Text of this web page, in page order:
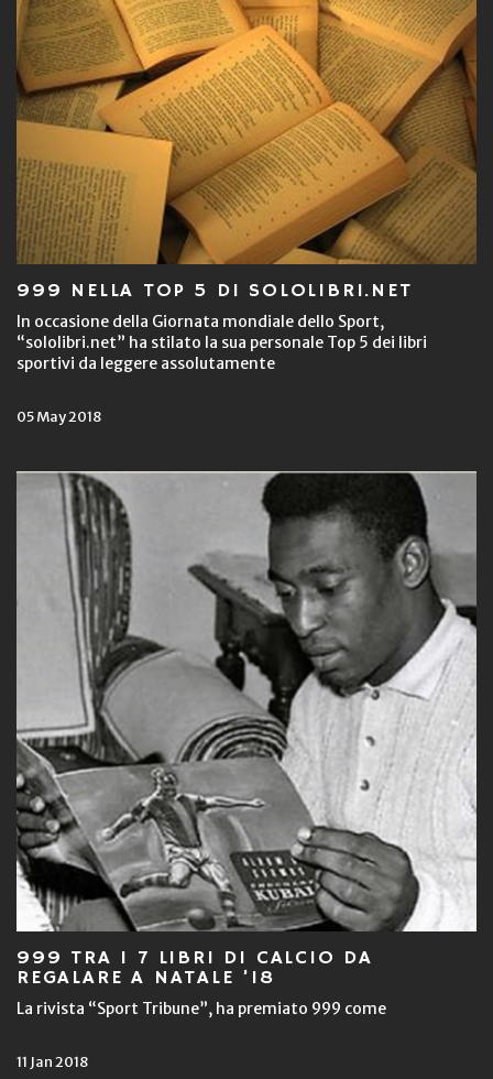
999 NELLA TOP 5 DI SOLOLIBRI.NET
In occasione della Giornata mondiale dello Sport,
“sololibri.net” ha stilato la sua personale Top 5 dei libri
sportivi da leggere assolutamente
05 May 2018
999 TRA I 7 LIBRI DI CALCIO DA
REGALARE A NATALE ’18
La rivista “Sport Tribune”, ha premiato 999 come
11 Jan 2018